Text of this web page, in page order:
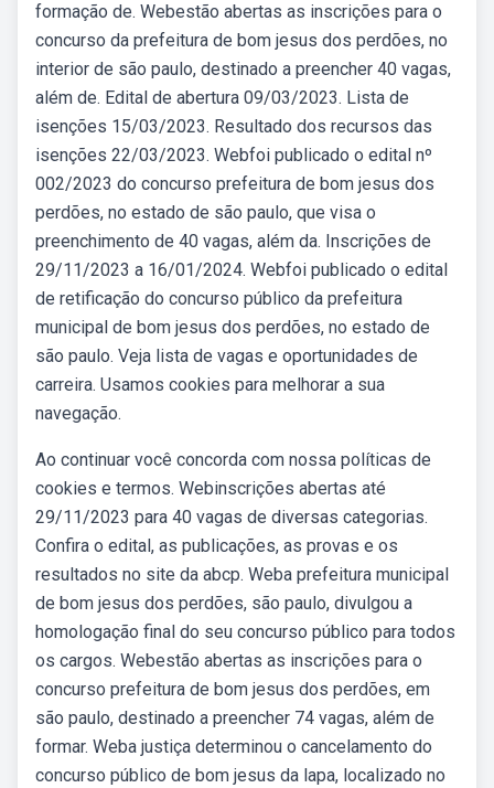
formação de. Webestão abertas as inscrições para o
concurso da prefeitura de bom jesus dos perdões, no
interior de são paulo, destinado a preencher 40 vagas,
além de. Edital de abertura 09/03/2023. Lista de
isenções 15/03/2023. Resultado dos recursos das
isenções 22/03/2023. Webfoi publicado o edital nº
002/2023 do concurso prefeitura de bom jesus dos
perdões, no estado de são paulo, que visa o
preenchimento de 40 vagas, além da. Inscrições de
29/11/2023 a 16/01/2024. Webfoi publicado o edital
de retificação do concurso público da prefeitura
municipal de bom jesus dos perdões, no estado de
são paulo. Veja lista de vagas e oportunidades de
carreira. Usamos cookies para melhorar a sua
navegação.
Ao continuar você concorda com nossa políticas de
cookies e termos. Webinscrições abertas até
29/11/2023 para 40 vagas de diversas categorias.
Confira o edital, as publicações, as provas e os
resultados no site da abcp. Weba prefeitura municipal
de bom jesus dos perdões, são paulo, divulgou a
homologação final do seu concurso público para todos
os cargos. Webestão abertas as inscrições para o
concurso prefeitura de bom jesus dos perdões, em
são paulo, destinado a preencher 74 vagas, além de
formar. Weba justiça determinou o cancelamento do
concurso público de bom jesus da lapa, localizado no